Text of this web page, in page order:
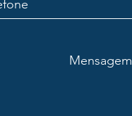
Mensagem